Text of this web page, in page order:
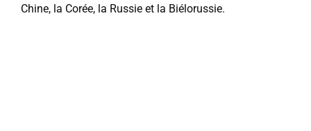
Chine, la Corée, la Russie et la Biélorussie.